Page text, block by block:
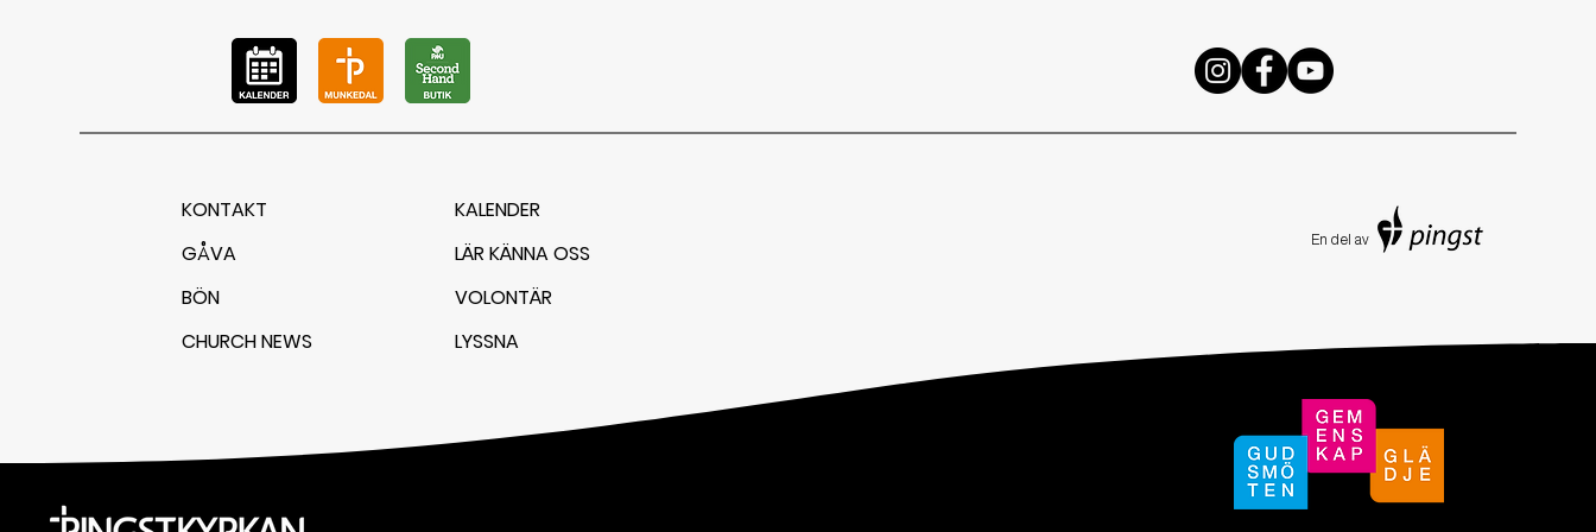
KONTAKT
GÅVA
BÖN
CHURCH NEWS
KALENDER
LÄR KÄNNA OSS
VOLONTÄR
LYSSNA
En del av